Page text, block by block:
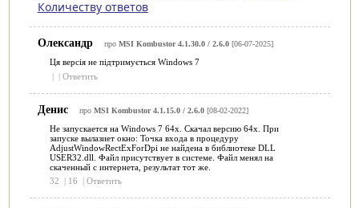
Количеству ответов
Олександр про MSI Kombustor 4.1.30.0 / 2.6.0[06-07-2025]
Ця версія не підтримується Windows 7
| | Ответить
Денис про MSI Kombustor 4.1.15.0 / 2.6.0[08-02-2022]
Не запускается на Windows 7 64x. Скачал версию 64x. При
запуске вылазиет окно: Точка входа в процедуру
AdjustWindowRectExForDpi не найдена в библиотеке DLL
USER32.dll. Файл присутствует в системе. Файл менял на
скаченный с интернета, результат тот же.
32
| 16 | Ответить